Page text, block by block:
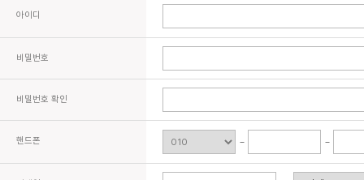
아이디
비밀번호
비밀번호 확인
핸드폰